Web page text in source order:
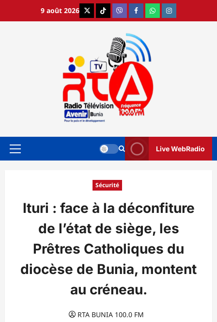
9 août 2026 X TikTokViber FacebookWhatsAppInstagram
Menu
Live WebRadio
Sécurité
Ituri : face à la déconfiture
de l’état de siège, les
Prêtres Catholiques du
diocèse de Bunia, montent
au créneau.
RTA BUNIA 100.0 FM